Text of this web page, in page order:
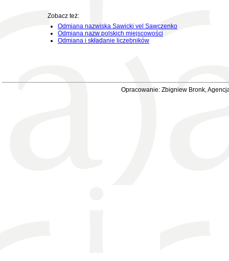
Zobacz też:
Odmiana nazwiska Sawicki vel Sawczenko
Odmiana nazw polskich miejscowości
Odmiana i składanie liczebników
Opracowanie: Zbigniew Bronk,